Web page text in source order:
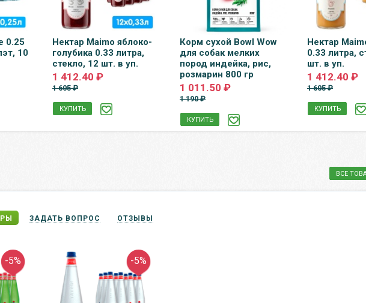
0.25
10
Нектар Maimo яблоко-
голубика 0.33 литра,
стекло, 12 шт. в уп.
1 412.40 ₽
1 605 ₽
КУПИТЬ
Корм сухой Bowl Wow
для собак мелких
пород индейка, рис,
розмарин 800 гр
1 011.50 ₽
1 190 ₽
КУПИТЬ
Нектар
0.33 литра,
шт. в уп.
1 412.40 ₽
1 605 ₽
КУПИТЬ
ВСЕ
ЗАДАТЬ ВОПРОС ОТЗЫВЫ
-5% -5%